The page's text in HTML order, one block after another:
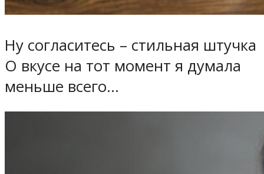
Ну согласитесь – стильная штучка
О вкусе на тот момент я думала
меньше всего…